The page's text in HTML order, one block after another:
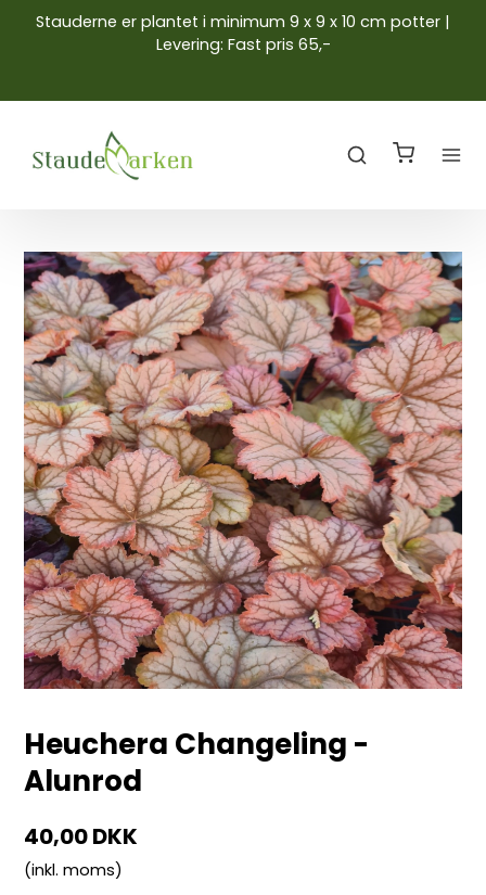
Stauderne er plantet i minimum 9 x 9 x 10 cm potter |
Levering: Fast pris 65,-
Heuchera Changeling -
Alunrod
40,00 DKK
(inkl. moms)